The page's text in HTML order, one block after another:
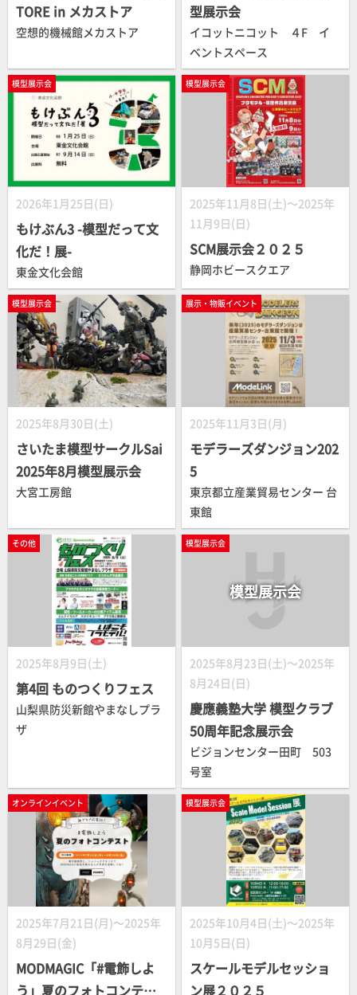
TORE in メカストア
空想的機械館メカストア
型展示会
イコットニコット ４F イ
ベントスペース
模型展示会
2026年1月25日(日)
もけぶん3 -模型だって文
化だ！展-
東金文化会館
模型展示会
2025年11月8日(土)～2025年
11月9日(日)
SCM展示会２０２５
静岡ホビースクエア
模型展示会
2025年8月30日(土)
さいたま模型サークルSai
2025年8月模型展示会
大宮工房館
展示・物販イベント
2025年11月3日(月)
モデラーズダンジョン202
5
東京都立産業貿易センター 台
東館
その他
2025年8月9日(土)
第4回 ものつくりフェス
山梨県防災新館やまなしプラ
ザ
模型展示会
模型展示会
2025年8月23日(土)～2025年
8月24日(日)
慶應義塾大学 模型クラブ
50周年記念展示会
ビジョンセンター田町 503
号室
オンラインイベント
2025年7月21日(月)～2025年
8月29日(金)
MODMAGIC「#電飾しよ
う」夏のフォトコンテス
模型展示会
2025年10月4日(土)～2025年
10月5日(日)
スケールモデルセッショ
ン展２０２５